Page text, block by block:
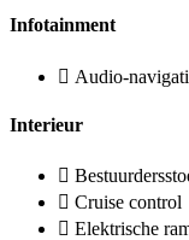
Infotainment
Audio-
Interieur
Cruise control
Elektrische